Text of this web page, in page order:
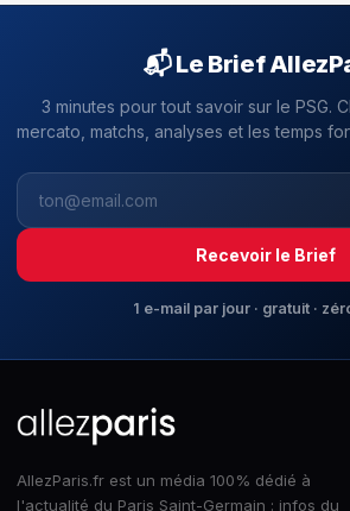
📬 Le Brief
3 minutes pour tout savoir sur le PSG.
mercato, matchs, analyses et les temps
Recevoir le Brief
1 e-mail par jour · gratuit ·
AllezParis.fr est un média 100% dédié à
l'actualité du Paris Saint-Germain : infos du